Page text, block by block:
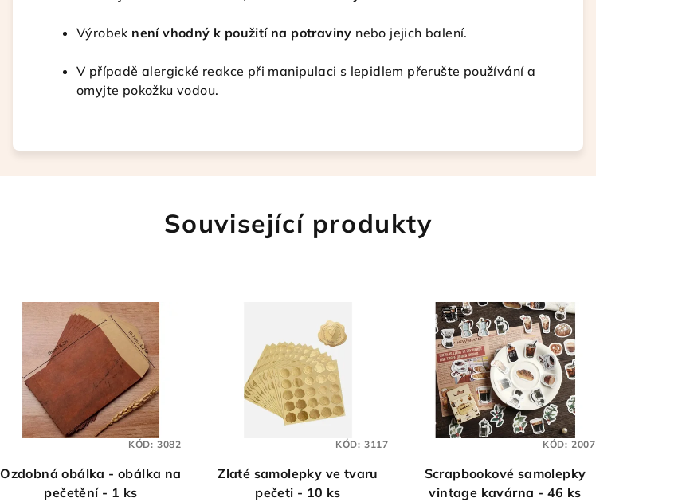
Výrobek není vhodný k použití na potraviny nebo jejich balení.
V případě alergické reakce při manipulaci s lepidlem přerušte používání a
omyjte pokožku vodou.
Související produkty
Ozdobná obálka - obálka na
pečetění - 1 ks
KÓD: 3082
Zlaté samolepky ve tvaru
pečeti - 10 ks
KÓD: 3117
Scrapbookové samolepky
vintage kavárna - 46 ks
KÓD: 2007